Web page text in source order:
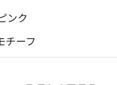
ンク
チーフ